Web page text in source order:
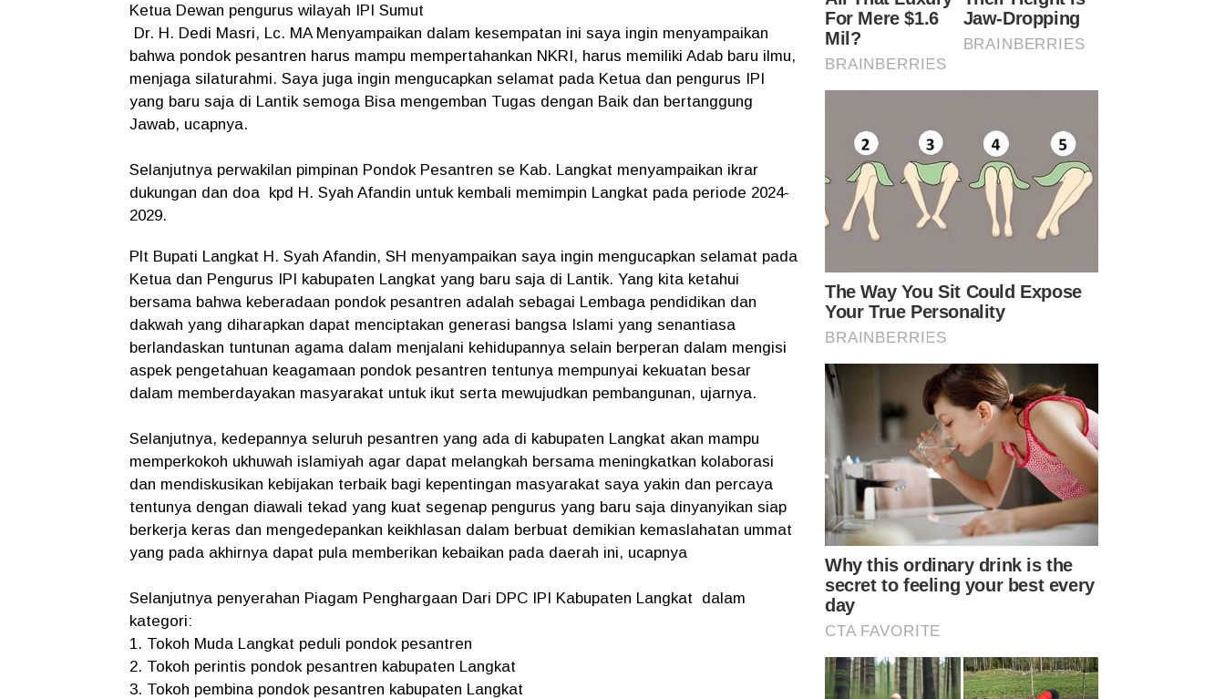
Ketua Dewan pengurus wilayah IPI Sumut
Dr. H. Dedi Masri, Lc. MA Menyampaikan dalam kesempatan ini saya ingin menyampaikan
bahwa pondok pesantren harus mampu mempertahankan NKRI, harus memiliki Adab baru ilmu,
menjaga silaturahmi. Saya juga ingin mengucapkan selamat pada Ketua dan pengurus IPI
yang baru saja di Lantik semoga Bisa mengemban Tugas dengan Baik dan bertanggung
Jawab, ucapnya.
Selanjutnya perwakilan pimpinan Pondok Pesantren se Kab. Langkat menyampaikan ikrar
dukungan dan doa kpd H. Syah Afandin untuk kembali memimpin Langkat pada periode 2024-
2029.
Plt Bupati Langkat H. Syah Afandin, SH menyampaikan saya ingin mengucapkan selamat pada
Ketua dan Pengurus IPI kabupaten Langkat yang baru saja di Lantik. Yang kita ketahui
bersama bahwa keberadaan pondok pesantren adalah sebagai Lembaga pendidikan dan
dakwah yang diharapkan dapat menciptakan generasi bangsa Islami yang senantiasa
berlandaskan tuntunan agama dalam menjalani kehidupannya selain berperan dalam mengisi
aspek pengetahuan keagamaan pondok pesantren tentunya mempunyai kekuatan besar
dalam memberdayakan masyarakat untuk ikut serta mewujudkan pembangunan, ujarnya.
Selanjutnya, kedepannya seluruh pesantren yang ada di kabupaten Langkat akan mampu
memperkokoh ukhuwah islamiyah agar dapat melangkah bersama meningkatkan kolaborasi
dan mendiskusikan kebijakan terbaik bagi kepentingan masyarakat saya yakin dan percaya
tentunya dengan diawali tekad yang kuat segenap pengurus yang baru saja dinyanyikan siap
berkerja keras dan mengedepankan keikhlasan dalam berbuat demikian kemaslahatan ummat
yang pada akhirnya dapat pula memberikan kebaikan pada daerah ini, ucapnya
Selanjutnya penyerahan Piagam Penghargaan Dari DPC IPI Kabupaten Langkat dalam
kategori:
1. Tokoh Muda Langkat peduli pondok pesantren
2. Tokoh perintis pondok pesantren kabupaten Langkat
3. Tokoh pembina pondok pesantren kabupaten Langkat